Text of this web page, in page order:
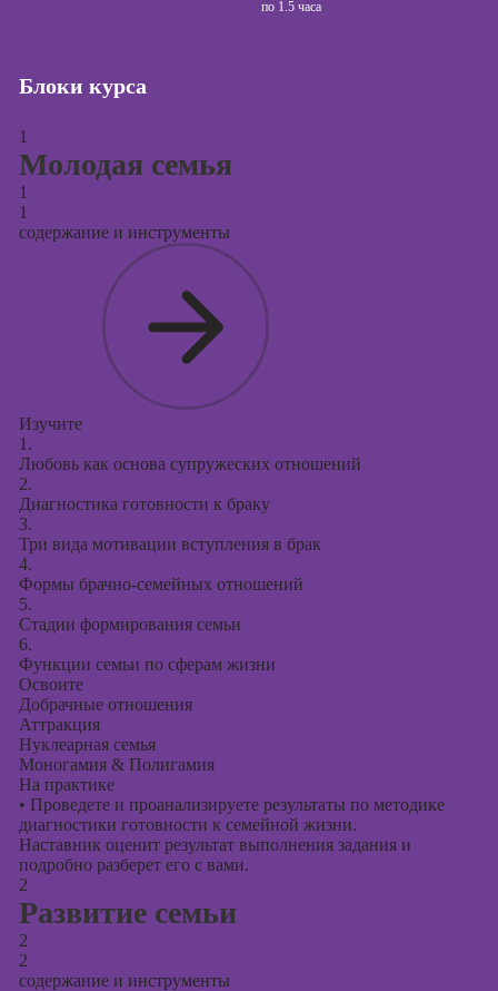
продюсирования
по 1.5 часа
Блоки курса
1
Молодая семья
1
1
содержание и инструменты
Изучите
1.
Любовь как основа супружеских отношений
2.
Диагностика готовности к браку
3.
Три вида мотивации вступления в брак
4.
Формы брачно-семейных отношений
5.
Стадии формирования семьи
6.
Функции семьи по сферам жизни
Освоите
Добрачные отношения
Аттракция
Нуклеарная семья
Моногамия & Полигамия
На практике
• Проведете и проанализируете результаты по методике
диагностики готовности к семейной жизни.
Наставник оценит результат выполнения задания и
подробно разберет его с вами.
2
Развитие семьи
2
2
содержание и инструменты